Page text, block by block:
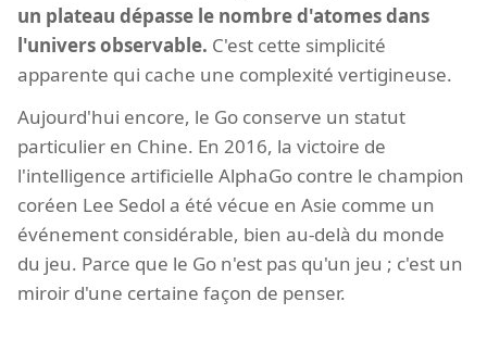
un plateau dépasse le nombre d'atomes dans
l'univers observable. C'est cette simplicité
apparente qui cache une complexité vertigineuse.
Aujourd'hui encore, le Go conserve un statut
particulier en Chine. En 2016, la victoire de
l'intelligence artificielle AlphaGo contre le champion
coréen Lee Sedol a été vécue en Asie comme un
événement considérable, bien au-delà du monde
du jeu. Parce que le Go n'est pas qu'un jeu ; c'est un
miroir d'une certaine façon de penser.